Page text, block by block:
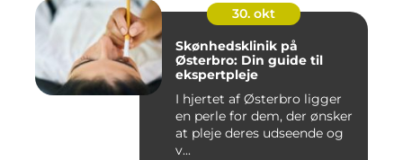
30. okt
Skønhedsklinik på
Østerbro: Din guide til
ekspertpleje
I hjertet af Østerbro ligger
en perle for dem, der ønsker
at pleje deres udseende og
v...